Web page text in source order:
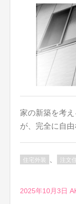
家の新築を考
が、完全に自由
住宅外装 注文
2025年10月3日